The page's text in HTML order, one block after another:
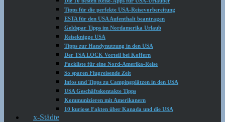
Tipps für die perfekte USA-Reisevorbereitung
ESTA für den USA Aufenthalt beantragen
Geldspar Tipps im Nordamerika Urlaub
Reiseknigge USA
Tipps zur Handynutzung in den USA
Der TSA LOCK Vorteil bei Koffern
Packliste für eine Nord-Amerika-Reise
So sparen Flugreisende Zeit
Infos und Tipps zu Campingplätzen in den USA
USA Geschäftskontakte Tipps
Kommunizieren mit Amerikanern
10 kuriose Fakten über Kanada und die USA
x-Städte